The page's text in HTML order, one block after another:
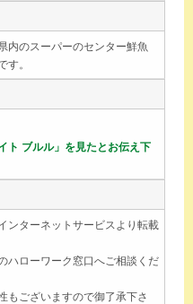
内のスーパーのセンター鮮魚
。
ト ブルル」を見たとお伝え下
ンターネットサービスより転載
ハローワーク窓口へご相談くだ
もございますので御了承下さ